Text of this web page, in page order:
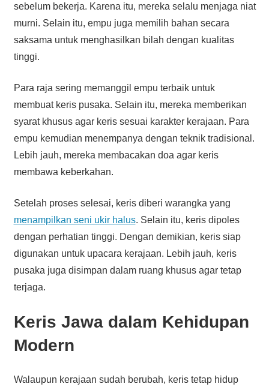
sebelum bekerja. Karena itu, mereka selalu menjaga niat
murni. Selain itu, empu juga memilih bahan secara
saksama untuk menghasilkan bilah dengan kualitas
tinggi.
Para raja sering memanggil empu terbaik untuk
membuat keris pusaka. Selain itu, mereka memberikan
syarat khusus agar keris sesuai karakter kerajaan. Para
empu kemudian menempanya dengan teknik tradisional.
Lebih jauh, mereka membacakan doa agar keris
membawa keberkahan.
Setelah proses selesai, keris diberi warangka yang
menampilkan seni ukir halus. Selain itu, keris dipoles
dengan perhatian tinggi. Dengan demikian, keris siap
digunakan untuk upacara kerajaan. Lebih jauh, keris
pusaka juga disimpan dalam ruang khusus agar tetap
terjaga.
Keris Jawa dalam Kehidupan
Modern
Walaupun kerajaan sudah berubah, keris tetap hidup